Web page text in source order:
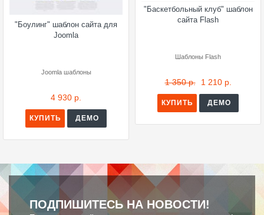
"Боулинг" шаблон сайта для
Joomla
Joomla шаблоны
4 930 р.
КУПИТЬ ДЕМО
"Баскетбольный клуб" шаблон
сайта Flash
Шаблоны Flash
1 350 р. 1 210 р.
КУПИТЬ ДЕМО
ПОДПИШИТЕСЬ НА НОВОСТИ!